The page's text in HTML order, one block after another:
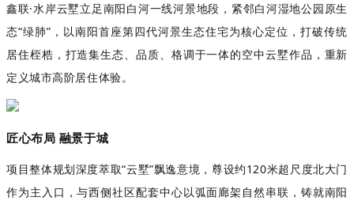
鑫联·水岸云墅立足南阳白河一线河景地段，紧邻白河湿地公园原生
态“绿肺” ，以南阳首座第四代河景生态住宅为核心定位，打破传统
居住桎梏，打造集生态、品质、格调于一体的空中云墅作品，重新
定义城市高阶居住体验。
匠心布局 融景于城
项目整体规划深度萃取“云墅”飘逸意境，尊设约120米超尺度北大门
作为主入口，与西侧社区配套中心以弧面廊架自然串联，铸就南阳